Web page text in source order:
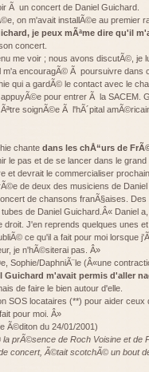
Ã un concert de Daniel Guichard.
on m'avait installÃ©e au premier
je peux mÃªme dire qu'il
concert.
me voir ; nous avons discutÃ©, je
m'a encouragÃ© Ã poursuivre dans
qui a gardÃ© le contact avec le
pour entrer Ã la SACEM.
soignÃ©e Ã l'hÃ´pital
chante dans les chÅ“urs de
le pas et de se lancer dans le
et devrait le commercialiser
de deux des musiciens de
de chansons franÃ§aises.
de Daniel Guichard.Â« Daniel
droit. J'en reprends quelques unes
ce qu'il a fait pour moi lorsque
je n'hÃ©siterai pas. Â»
Sophie/DaphniÃ¨le (Â«une
Guichard m'avait permis d'aller
de faire le bien autour d'elle.
SOS locataires (**) pour aider ceux
pour moi. Â»
Ã©diton du 24/01/2001)
la prÃ©sence de Roch Voisine et
concert, Ã©tait scotchÃ© un bout